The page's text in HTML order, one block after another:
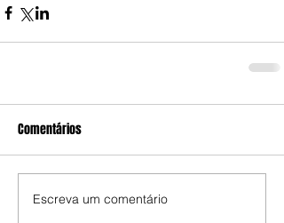
Comentários
Escreva um comentário